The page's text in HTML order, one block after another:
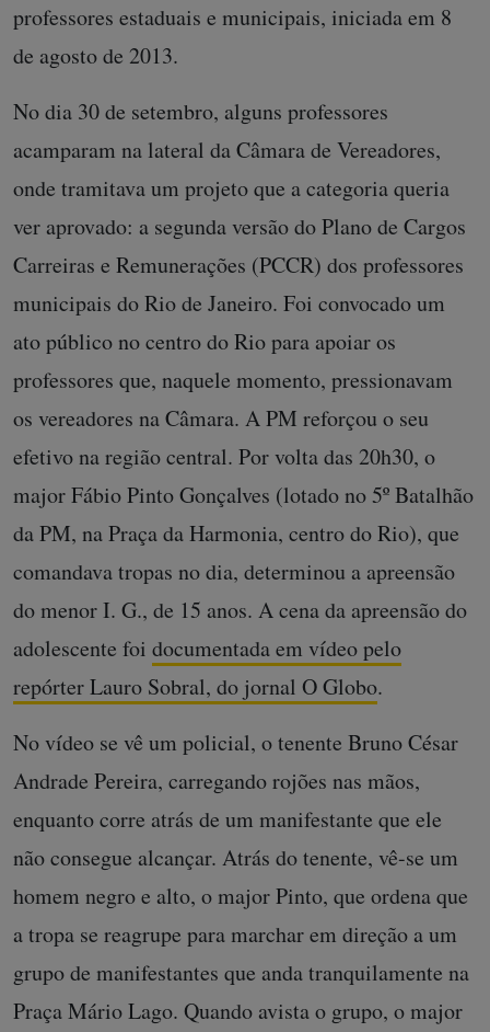
professores estaduais e municipais, iniciada em 8
de agosto de 2013.
No dia 30 de setembro, alguns professores
acamparam na lateral da Câmara de Vereadores,
onde tramitava um projeto que a categoria queria
ver aprovado: a segunda versão do Plano de Cargos
Carreiras e Remunerações (PCCR) dos professores
municipais do Rio de Janeiro. Foi convocado um
ato público no centro do Rio para apoiar os
professores que, naquele momento, pressionavam
os vereadores na Câmara. A PM reforçou o seu
efetivo na região central. Por volta das 20h30, o
major Fábio Pinto Gonçalves (lotado no 5º Batalhão
da PM, na Praça da Harmonia, centro do Rio), que
comandava tropas no dia, determinou a apreensão
do menor I. G., de 15 anos. A cena da apreensão do
adolescente foi documentada em vídeo pelo
repórter Lauro Sobral, do jornal O Globo.
No vídeo se vê um policial, o tenente Bruno César
Andrade Pereira, carregando rojões nas mãos,
enquanto corre atrás de um manifestante que ele
não consegue alcançar. Atrás do tenente, vê-se um
homem negro e alto, o major Pinto, que ordena que
a tropa se reagrupe para marchar em direção a um
grupo de manifestantes que anda tranquilamente na
Praça Mário Lago. Quando avista o grupo, o major